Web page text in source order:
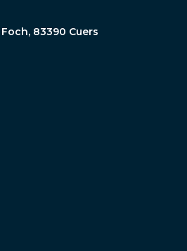
83390 Cuers